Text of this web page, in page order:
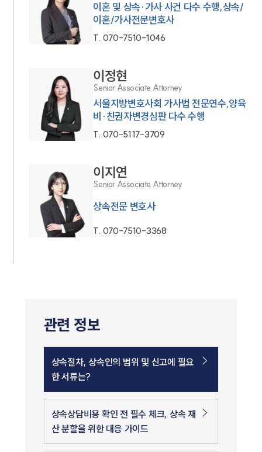
이혼 및 상속·가사 사건 다수 수행,상속/
이혼/가사전문변호사
T. 070-7510-1046
이정현
Senior Associate Attorney
서울지방변호사회 가사법 전문연수,양육
비·친권자변경심판 다수 수행
T. 070-5117-3709
이지연
Senior Associate Attorney
상속전문 변호사
T. 070-7510-3368
관련 정보
상속절차, 상속인의 범위 및 신고에 필요
한 서류는?
상속상담비용 확인 전 필수 체크, 상속 재
산 분할을 위한 대응 가이드